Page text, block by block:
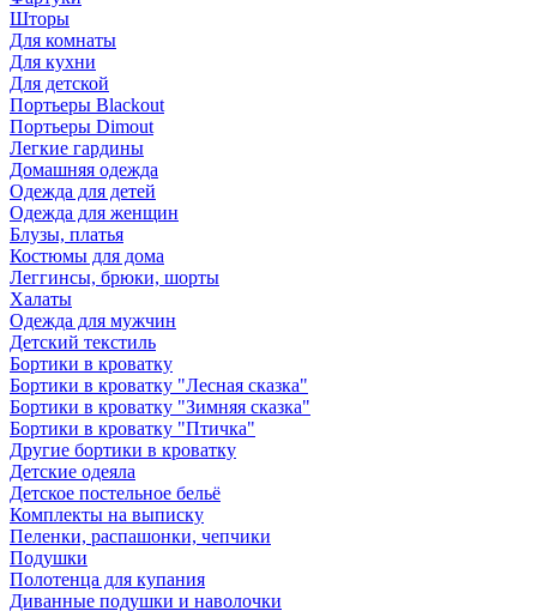
Шторы
Для комнаты
Для кухни
Для детской
Портьеры Blackout
Портьеры Dimout
Легкие гардины
Домашняя одежда
Одежда для детей
Одежда для женщин
Блузы, платья
Костюмы для дома
Леггинсы, брюки, шорты
Халаты
Одежда для мужчин
Детский текстиль
Бортики в кроватку
Бортики в кроватку "Лесная сказка"
Бортики в кроватку "Зимняя сказка"
Бортики в кроватку "Птичка"
Другие бортики в кроватку
Детские одеяла
Детское постельное бельё
Комплекты на выписку
Пеленки, распашонки, чепчики
Подушки
Полотенца для купания
Диванные подушки и наволочки